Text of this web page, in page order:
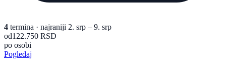
4 termina · najraniji 2. srp – 9. srp
od122.750 RSD
po osobi
Pogledaj